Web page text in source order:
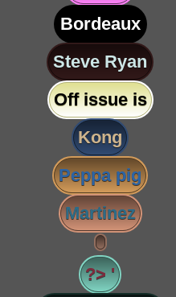
Bordeaux
Steve Ryan
Off issue is
Kong
Peppa pig
Martinez
?> '